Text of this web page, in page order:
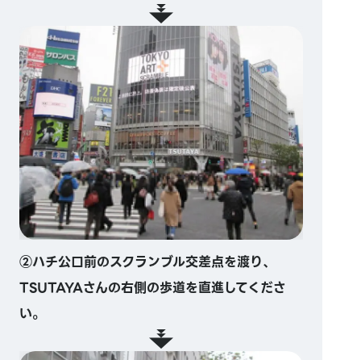
②ハチ公口前のスクランブル交差点を渡り、
TSUTAYAさんの右側の歩道を直進してくださ
い。